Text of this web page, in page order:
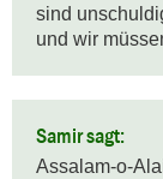
sind
und wir
Samir sagt:
Assalam-o-